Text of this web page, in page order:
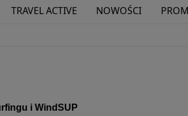
TRAVEL ACTIVE NOWOŚCI
i WindSUP